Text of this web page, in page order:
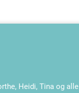
Heidi, Tina og alle